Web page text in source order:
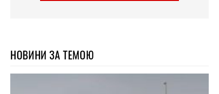
НОВИНИ ЗА ТЕМОЮ